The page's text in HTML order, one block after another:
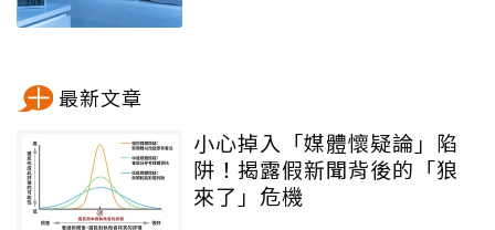
最新文章
小心掉入「媒體懷疑論」陷
阱！揭露假新聞背後的「狼
來了」危機